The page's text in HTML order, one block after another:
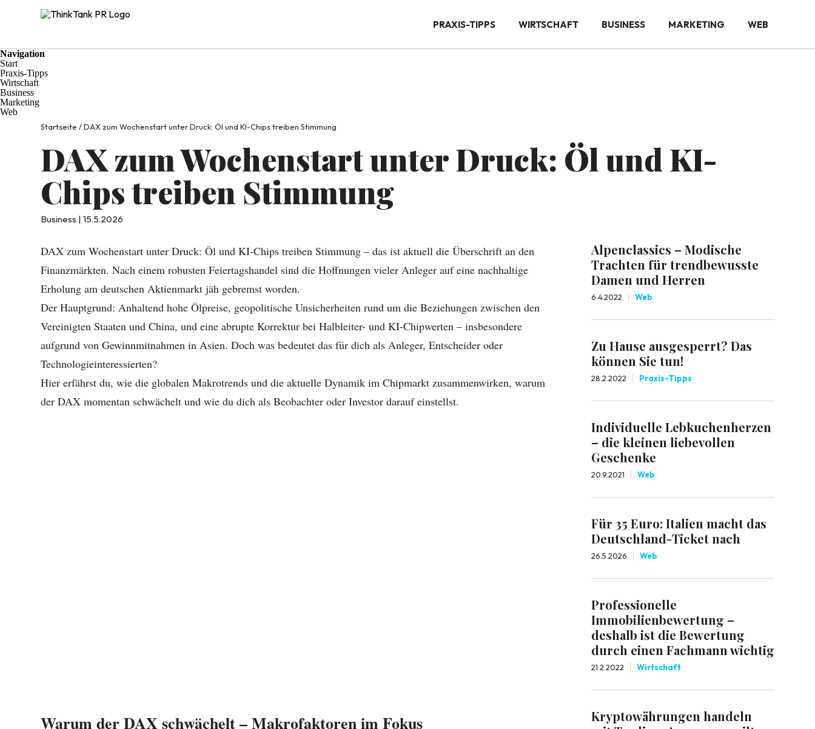
PRAXIS-TIPPS WIRTSCHAFT BUSINESS MARKETING WEB
Navigation
Start
Praxis-Tipps
Wirtschaft
Business
Marketing
Web
Startseite /DAX zum Wochenstart unter Druck: Öl und KI-Chips treiben Stimmung
DAX zum Wochenstart unter Druck: Öl und KI-
Chips treiben Stimmung
Business | 15.5.2026
DAX zum Wochenstart unter Druck: Öl und KI-Chips treiben Stimmung – das ist aktuell die Überschrift an den
Finanzmärkten. Nach einem robusten Feiertagshandel sind die Hoffnungen vieler Anleger auf eine nachhaltige
Erholung am deutschen Aktienmarkt jäh gebremst worden.
Der Hauptgrund: Anhaltend hohe Ölpreise, geopolitische Unsicherheiten rund um die Beziehungen zwischen den
Vereinigten Staaten und China, und eine abrupte Korrektur bei Halbleiter- und KI-Chipwerten – insbesondere
aufgrund von Gewinnmitnahmen in Asien. Doch was bedeutet das für dich als Anleger, Entscheider oder
Technologieinteressierten?
Hier erfährst du, wie die globalen Makrotrends und die aktuelle Dynamik im Chipmarkt zusammenwirken, warum
der DAX momentan schwächelt und wie du dich als Beobachter oder Investor darauf einstellst.
Warum der DAX schwächelt – Makrofaktoren im Fokus
Alpenclassics – Modische
Trachten für trendbewusste
Damen und Herren
6.4.2022 Web
Zu Hause ausgesperrt? Das
können Sie tun!
28.2.2022 Praxis-Tipps
Individuelle Lebkuchenherzen
– die kleinen liebevollen
Geschenke
20.9.2021 Web
Für 35 Euro: Italien macht das
Deutschland-Ticket nach
26.5.2026 Web
Professionelle
Immobilienbewertung –
deshalb ist die Bewertung
durch einen Fachmann wichtig
21.2.2022 Wirtschaft
Kryptowährungen handeln